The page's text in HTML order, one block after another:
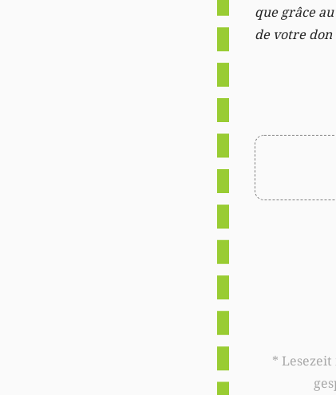
que grâce
de votre don
* Lesezeit insgesamt auf